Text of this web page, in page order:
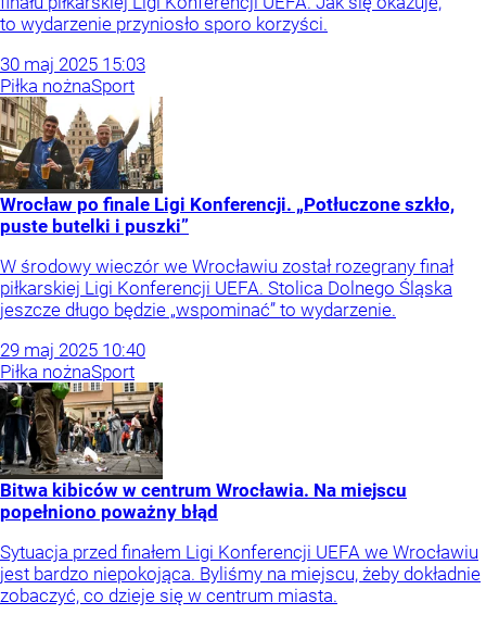
to wydarzenie przyniosło sporo korzyści.
30 maj 2025 15:03
Piłka nożnaSport
Wrocław po finale Ligi Konferencji. „Potłuczone szkło,
puste butelki i puszki”
W środowy wieczór we Wrocławiu został rozegrany finał
piłkarskiej Ligi Konferencji UEFA. Stolica Dolnego Śląska
jeszcze długo będzie „wspominać” to wydarzenie.
29 maj 2025 10:40
Piłka nożnaSport
Bitwa kibiców w centrum Wrocławia. Na miejscu
popełniono poważny błąd
Sytuacja przed finałem Ligi Konferencji UEFA we Wrocławiu
jest bardzo niepokojąca. Byliśmy na miejscu, żeby dokładnie
zobaczyć, co dzieje się w centrum miasta.